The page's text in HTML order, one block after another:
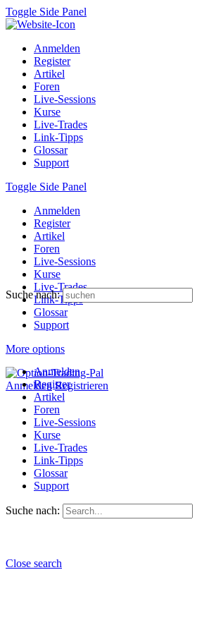
Toggle Side Panel
Anmelden
Register
Artikel
Foren
Live-Sessions
Kurse
Live-Trades
Link-Tipps
Glossar
Support
Toggle Side Panel
Anmelden
Register
Artikel
Foren
Live-Sessions
Kurse
Live-Trades
Link-Tipps
Glossar
Support
More options
Anmelden Registrieren
Suche nach:
Anmelden
Register
Artikel
Foren
Live-Sessions
Kurse
Live-Trades
Link-Tipps
Glossar
Support
Suche nach:
Close search